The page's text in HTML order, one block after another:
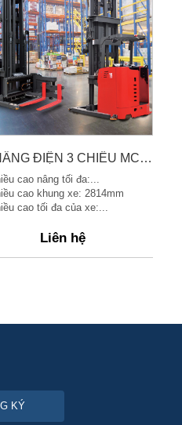
XE NÂNG ĐIỆN 3 CHIỀU MC10-45 1000KG
cao nâng tối đa:...
cao khung xe: 2814mm
cao tối đa của xe:...
Liên hệ
KÝ